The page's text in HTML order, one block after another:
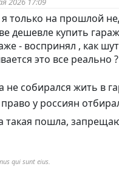
я только на прошлой
дешевле купить
- воспринял , как
это все реально ?
не собирался жить в
у россиян
такая пошла,
qui sunt eius.